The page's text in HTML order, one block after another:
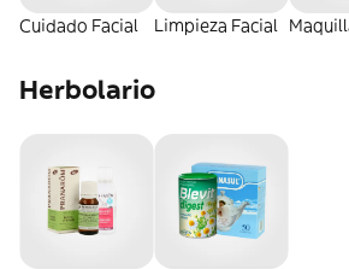
Cuidado Facial Limpieza Facial
Herbolario